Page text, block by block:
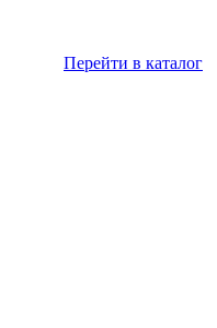
Перейти в каталог